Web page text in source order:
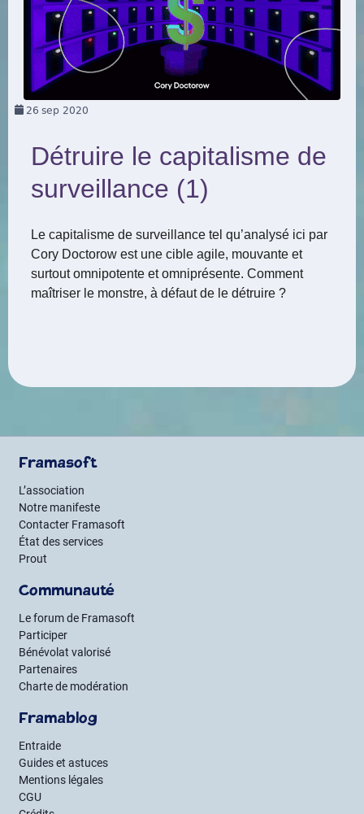
26 sep 2020
Détruire le capitalisme de
surveillance (1)
Le capitalisme de surveillance tel qu’analysé ici par
Cory Doctorow est une cible agile, mouvante et
surtout omnipotente et omniprésente. Comment
maîtriser le monstre, à défaut de le détruire ?
Framasoft
L’association
Notre manifeste
Contacter Framasoft
État des services
Prout
Communauté
Le forum de Framasoft
Participer
Bénévolat valorisé
Partenaires
Charte de modération
Framablog
Entraide
Guides et astuces
Mentions légales
CGU